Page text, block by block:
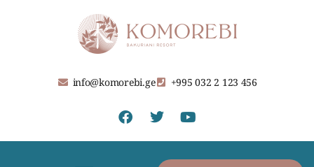
info@komorebi.ge +995 032 2 123 456